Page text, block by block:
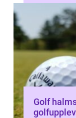
Golf halmstad kuststadens